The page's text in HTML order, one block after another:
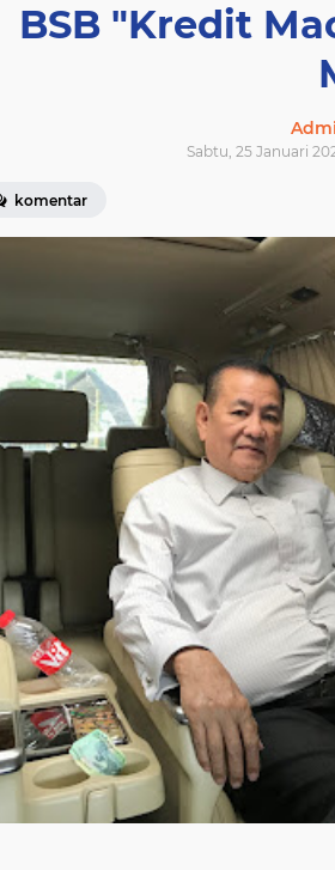
BSB "Kredit
Sabtu, 25 Januari
komentar